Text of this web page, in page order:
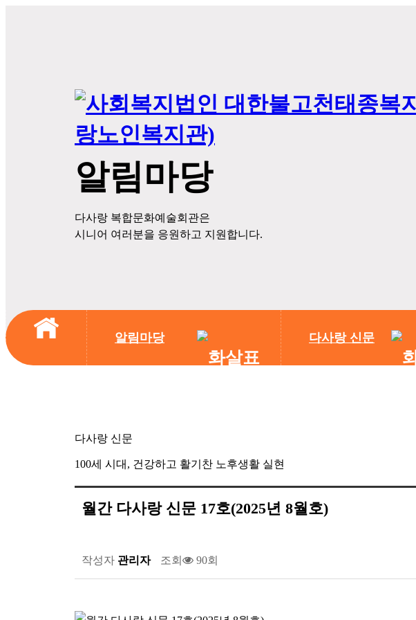
알림마당
다사랑 복합문화예술회관은
시니어 여러분을 응원하고 지원합니다.
알림마당 다사랑 신문
다사랑 신문
100세 시대, 건강하고 활기찬 노후생활 실현
월간 다사랑 신문 17호(2025년 8월호)
작성자 관리자 조회 90회